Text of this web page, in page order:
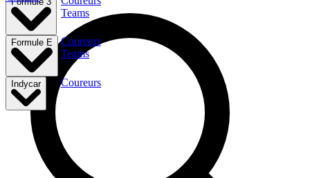
Teams
Formule E
Coureurs
Teams
Indycar Coureurs